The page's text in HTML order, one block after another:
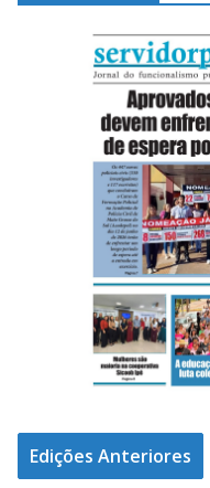
Edições Anteriores